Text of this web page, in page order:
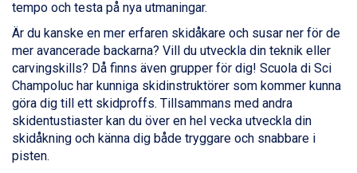
Fieberbrunn från 9.645 kr.
Val Thorens från 8.395 kr.
St. Anton från 11.245 kr.
Zell am See från 6.295 kr.
Canazei från 7.195 kr.
Livigno från 5.595 kr.
Ponte di Legno från 7.395 kr.
Sauze dOulx från 6.145 kr.
Alleghe från 8.545 kr.
tempo och testa på nya utmaningar.
Är du kanske en mer erfaren skidåkare och susar ner för de
mer avancerade backarna? Vill du utveckla din teknik eller
carvingskills? Då finns även grupper för dig! Scuola di Sci
Champoluc har kunniga skidinstruktörer som kommer kunna
göra dig till ett skidproffs. Tillsammans med andra
skidentustiaster kan du över en hel vecka utveckla din
skidåkning och känna dig både tryggare och snabbare i
pisten.